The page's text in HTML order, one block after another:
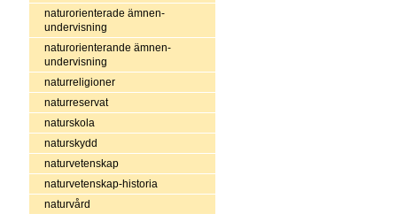
naturorienterade ämnen-
undervisning
naturorienterande ämnen-
undervisning
naturreligioner
naturreservat
naturskola
naturskydd
naturvetenskap
naturvetenskap-historia
naturvård